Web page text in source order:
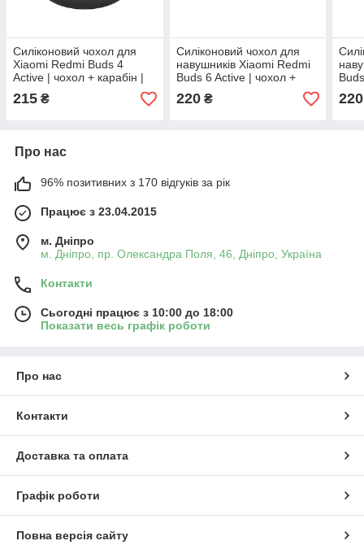
Силіконовий чохол для
Xiaomi Redmi Buds 4
Active | чохол + карабін |
чорний
215 ₴
Силіконовий чохол для
навушників Xiaomi Redmi
Buds 6 Active | чохол +
карабін | чорний
220₴ 220
Про нас
96% позитивних з 170 відгуків за рік
Працює з 23.04.2015
м. Дніпро
м. Дніпро, пр. Олександра Поля, 46, Дніпро, Україна
Контакти
Сьогодні працює з 10:00 до 18:00
Показати весь графік роботи
Про нас
Контакти
Доставка та оплата
Графік роботи
Повна версія сайту